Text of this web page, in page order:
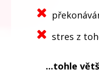
stres z
...tohle